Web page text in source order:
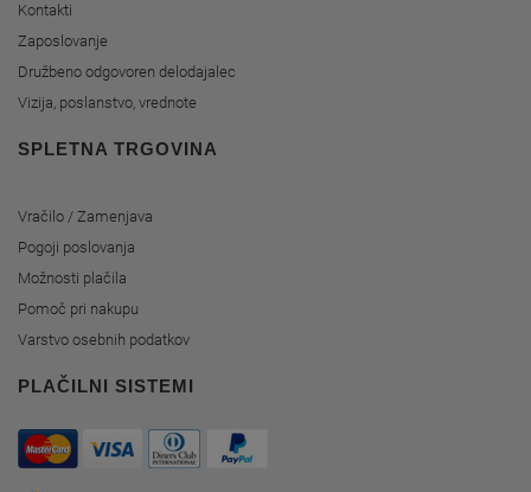
Kontakti
Zaposlovanje
Družbeno odgovoren delodajalec
Vizija, poslanstvo, vrednote
SPLETNA TRGOVINA
Vračilo / Zamenjava
Pogoji poslovanja
Možnosti plačila
Pomoč pri nakupu
Varstvo osebnih podatkov
PLAČILNI SISTEMI